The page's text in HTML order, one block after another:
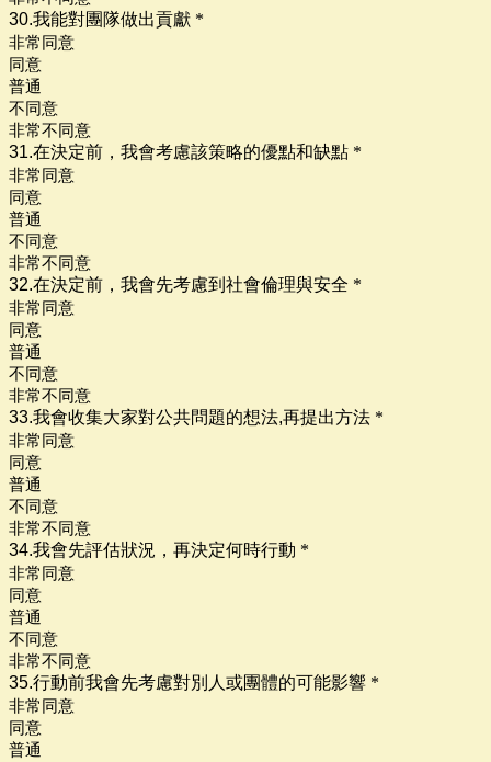
30.我能對團隊做出貢獻 *
非常同意
同意
普通
不同意
非常不同意
31.在決定前，我會考慮該策略的優點和缺點 *
非常同意
同意
普通
不同意
非常不同意
32.在決定前，我會先考慮到社會倫理與安全 *
非常同意
同意
普通
不同意
非常不同意
33.我會收集大家對公共問題的想法,再提出方法 *
非常同意
同意
普通
不同意
非常不同意
34.我會先評估狀況，再決定何時行動 *
非常同意
同意
普通
不同意
非常不同意
35.行動前我會先考慮對別人或團體的可能影響 *
非常同意
同意
普通